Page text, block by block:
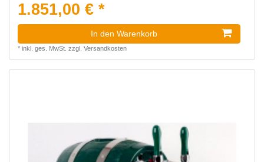
1.851,00 € *
In den Warenkorb
* inkl. ges. MwSt. zzgl. Versandkosten